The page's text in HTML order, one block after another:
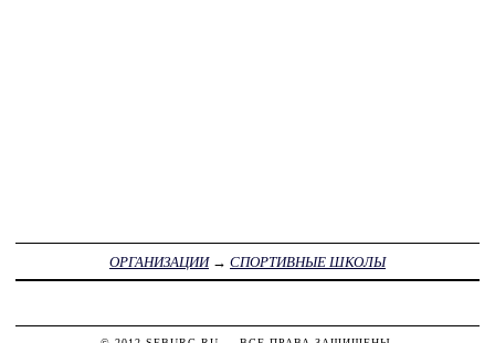
ОРГАНИЗАЦИИ→ СПОРТИВНЫЕ ШКОЛЫ